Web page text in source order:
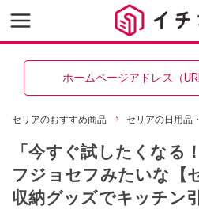
ホームページアドレス（
セリアのおすすめ商品 セリアの日用品
「今すぐ試したくなる
フジョセフみたいな【
収納グッズでキッチン